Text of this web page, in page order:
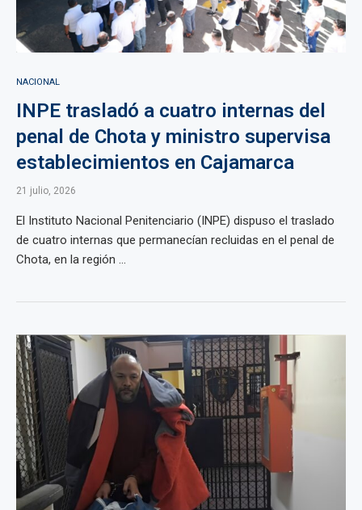
NACIONAL
INPE trasladó a cuatro internas del
penal de Chota y ministro supervisa
establecimientos en Cajamarca
21 julio, 2026
El Instituto Nacional Penitenciario (INPE) dispuso el traslado
de cuatro internas que permanecían recluidas en el penal de
Chota, en la región ...